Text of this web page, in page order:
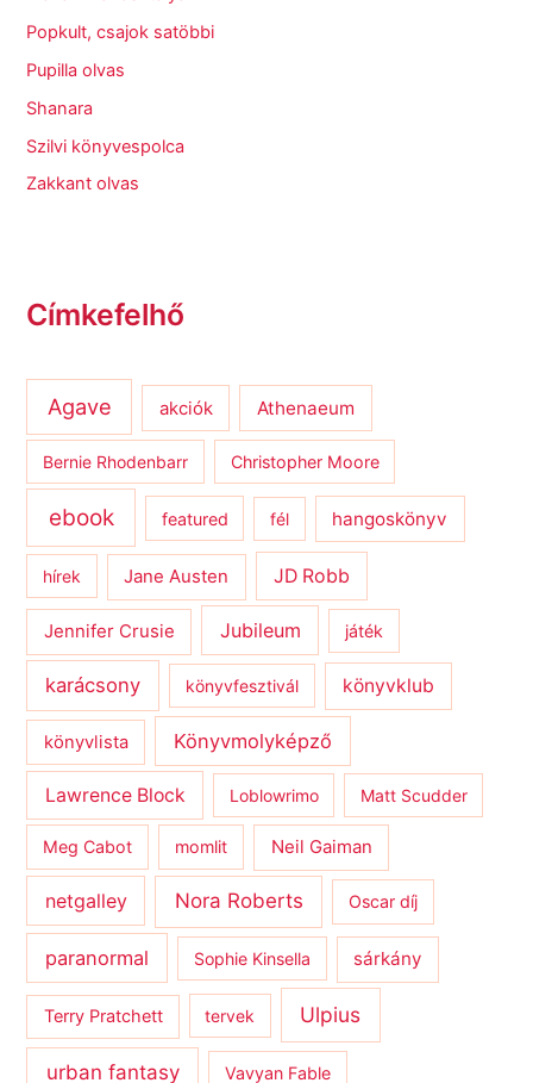
Popkult, csajok satöbbi
Pupilla olvas
Shanara
Szilvi könyvespolca
Zakkant olvas
Címkefelhő
Agave akciók Athenaeum
Bernie Rhodenbarr Christopher Moore
ebook featured fél hangoskönyv
hírek Jane Austen JD Robb
Jennifer Crusie Jubileum játék
karácsony könyvfesztivál könyvklub
könyvlista Könyvmolyképző
Lawrence Block Loblowrimo Matt Scudder
Meg Cabot momlit Neil Gaiman
netgalley Nora Roberts Oscar díj
paranormal Sophie Kinsella sárkány
Terry Pratchett tervek Ulpius
urban fantasy Vavyan Fable